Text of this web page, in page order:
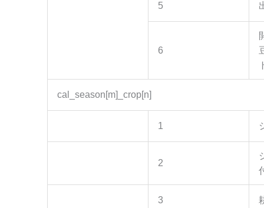
5
6
cal_season[m]_crop[n]
1
2
3